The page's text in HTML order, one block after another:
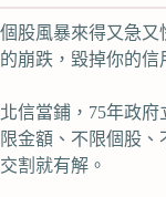
個股風暴來得又急又
的崩跌，毀掉你的信
北信當鋪，75年政府
限金額、不限個股
交割就有解。